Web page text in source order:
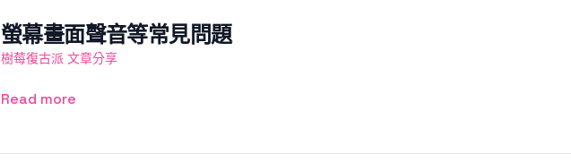
螢幕畫面聲音等常見問題
樹莓復古派 文章分享
Read more